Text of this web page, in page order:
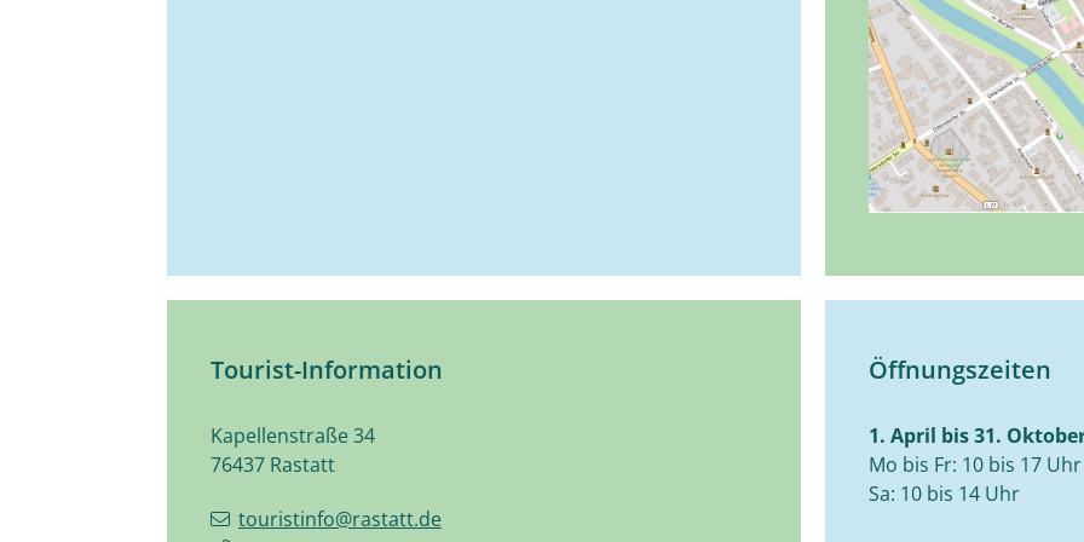
Tourist-Information
Kapellenstraße 34
76437 Rastatt
touristinfo@rastatt.de
Öffnungszeiten
1. April bis 31.
Mo bis Fr: 10 bis 17 Uhr
Sa: 10 bis 14 Uhr